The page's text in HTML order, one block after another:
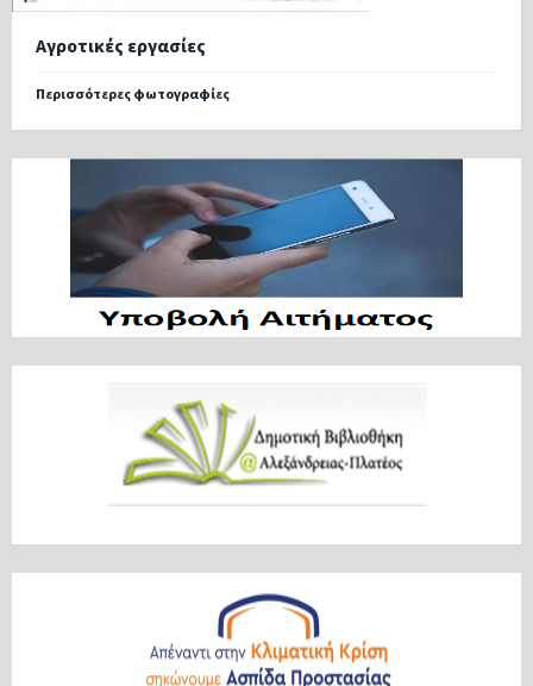
Αγροτικές εργασίες
Περισσότερες φωτογραφίες